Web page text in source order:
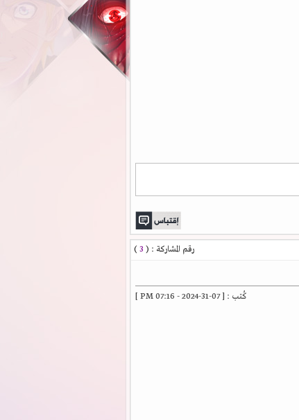
رقم المشاركة : ( 3
)
كُتب : [ 07-31-2024 - 07:16 PM ]